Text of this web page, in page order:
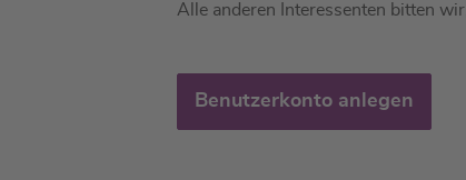
Alle anderen Interessenten bitten wir,
Benutzerkonto anlegen